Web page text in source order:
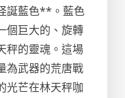
誕藍色**。藍色
個巨大的、旋轉
秤的靈魂。這場
為武器的荒唐戰
光芒在林天秤咖